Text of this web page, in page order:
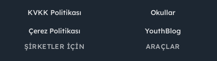
KVKK Politikası
Çerez Politikası
Okullar
YouthBlog
ŞIRKETLER İÇIN
ARAÇLAR